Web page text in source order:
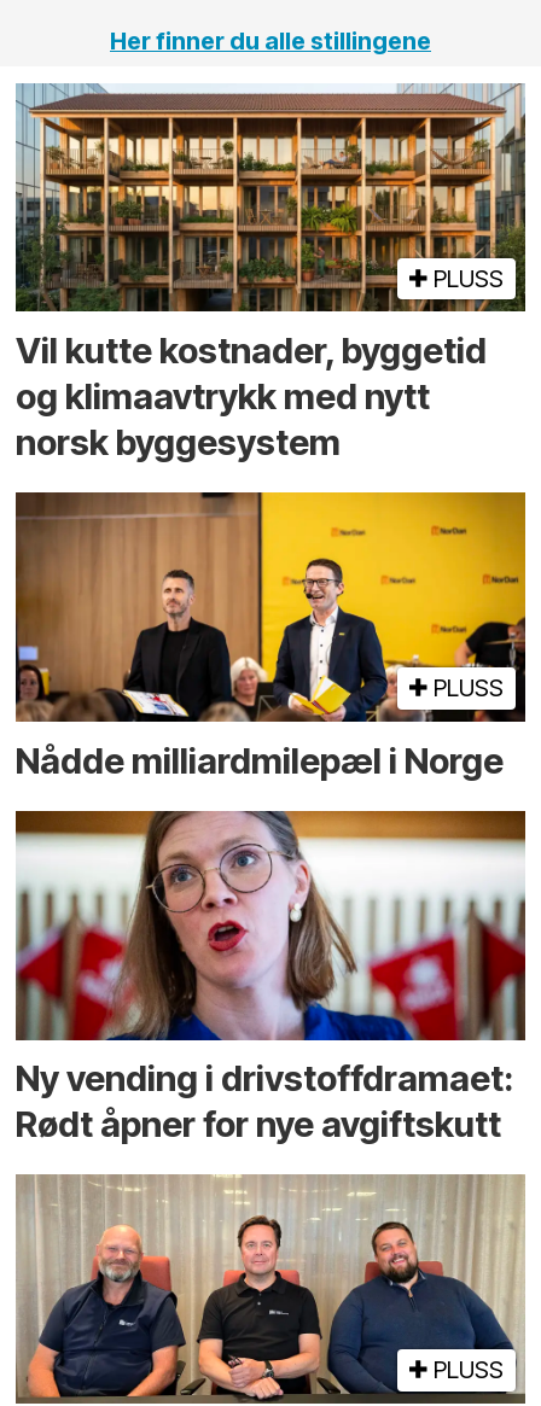
Her finner du alle stillingene
PLUSS
Vil kutte kostnader, byggetid
og klima­avtrykk med nytt
norsk bygge­system
PLUSS
Nådde milliard­­milepæl i Norge
Ny vending i drivstoffdramaet:
Rødt åpner for nye avgiftskutt
PLUSS